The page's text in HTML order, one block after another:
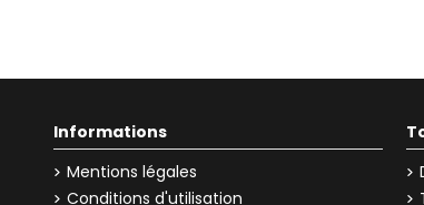
Informations
Mentions légales
Conditions d'utilisation